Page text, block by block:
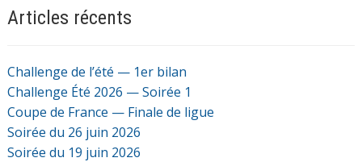
Articles récents
Challenge de l’été — 1er bilan
Challenge Été 2026 — Soirée 1
Coupe de France — Finale de ligue
Soirée du 26 juin 2026
Soirée du 19 juin 2026